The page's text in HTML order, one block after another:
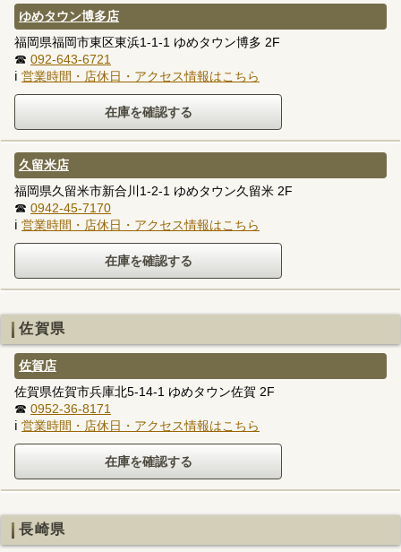
ゆめタウン博多店
福岡県福岡市東区東浜1-1-1 ゆめタウン博多 2F
☎ 092-643-6721
ℹ 営業時間・店休日・アクセス情報はこちら
久留米店
福岡県久留米市新合川1-2-1 ゆめタウン久留米 2F
☎ 0942-45-7170
ℹ 営業時間・店休日・アクセス情報はこちら
佐賀県
佐賀店
佐賀県佐賀市兵庫北5-14-1 ゆめタウン佐賀 2F
☎ 0952-36-8171
ℹ 営業時間・店休日・アクセス情報はこちら
長崎県